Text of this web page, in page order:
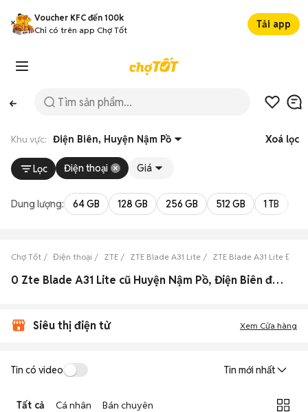
Voucher KFC đến 100k
Chỉ có trên app Chợ Tốt
Tải app
Khu vực: Điện Biên, Huyện Nậm Pồ Xoá lọc
Lọc Điện thoại Giá
Dung lượng: 64 GB 128 GB 256 GB 512 GB 1 TB
Chợ Tốt Điện thoại ZTE ZTE Blade A31 Lite ZTE Blade A31 Lite Điện
0 Zte Blade A31 Lite cũ Huyện Nậm Pồ, Điện Biên đẹp
Siêu thị điện tử Xem Cửa hàng
Tin có video Tin mới nhất
Tất cả Cá nhân Bán chuyên